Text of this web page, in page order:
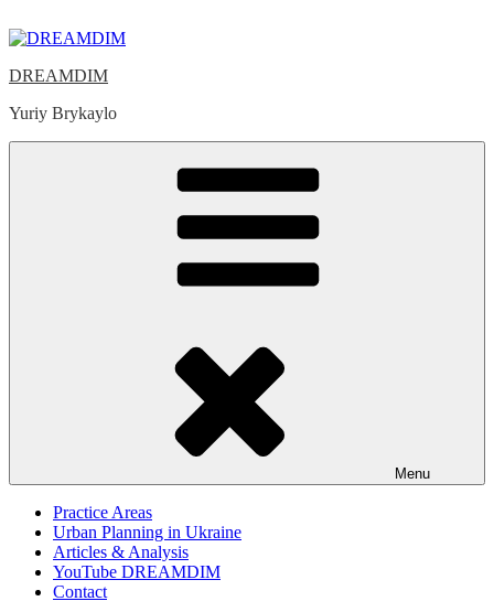
to
DREAMDIM
Yuriy Brykaylo
Menu
Practice Areas
Urban Planning in Ukraine
Articles & Analysis
YouTube DREAMDIM
Contact